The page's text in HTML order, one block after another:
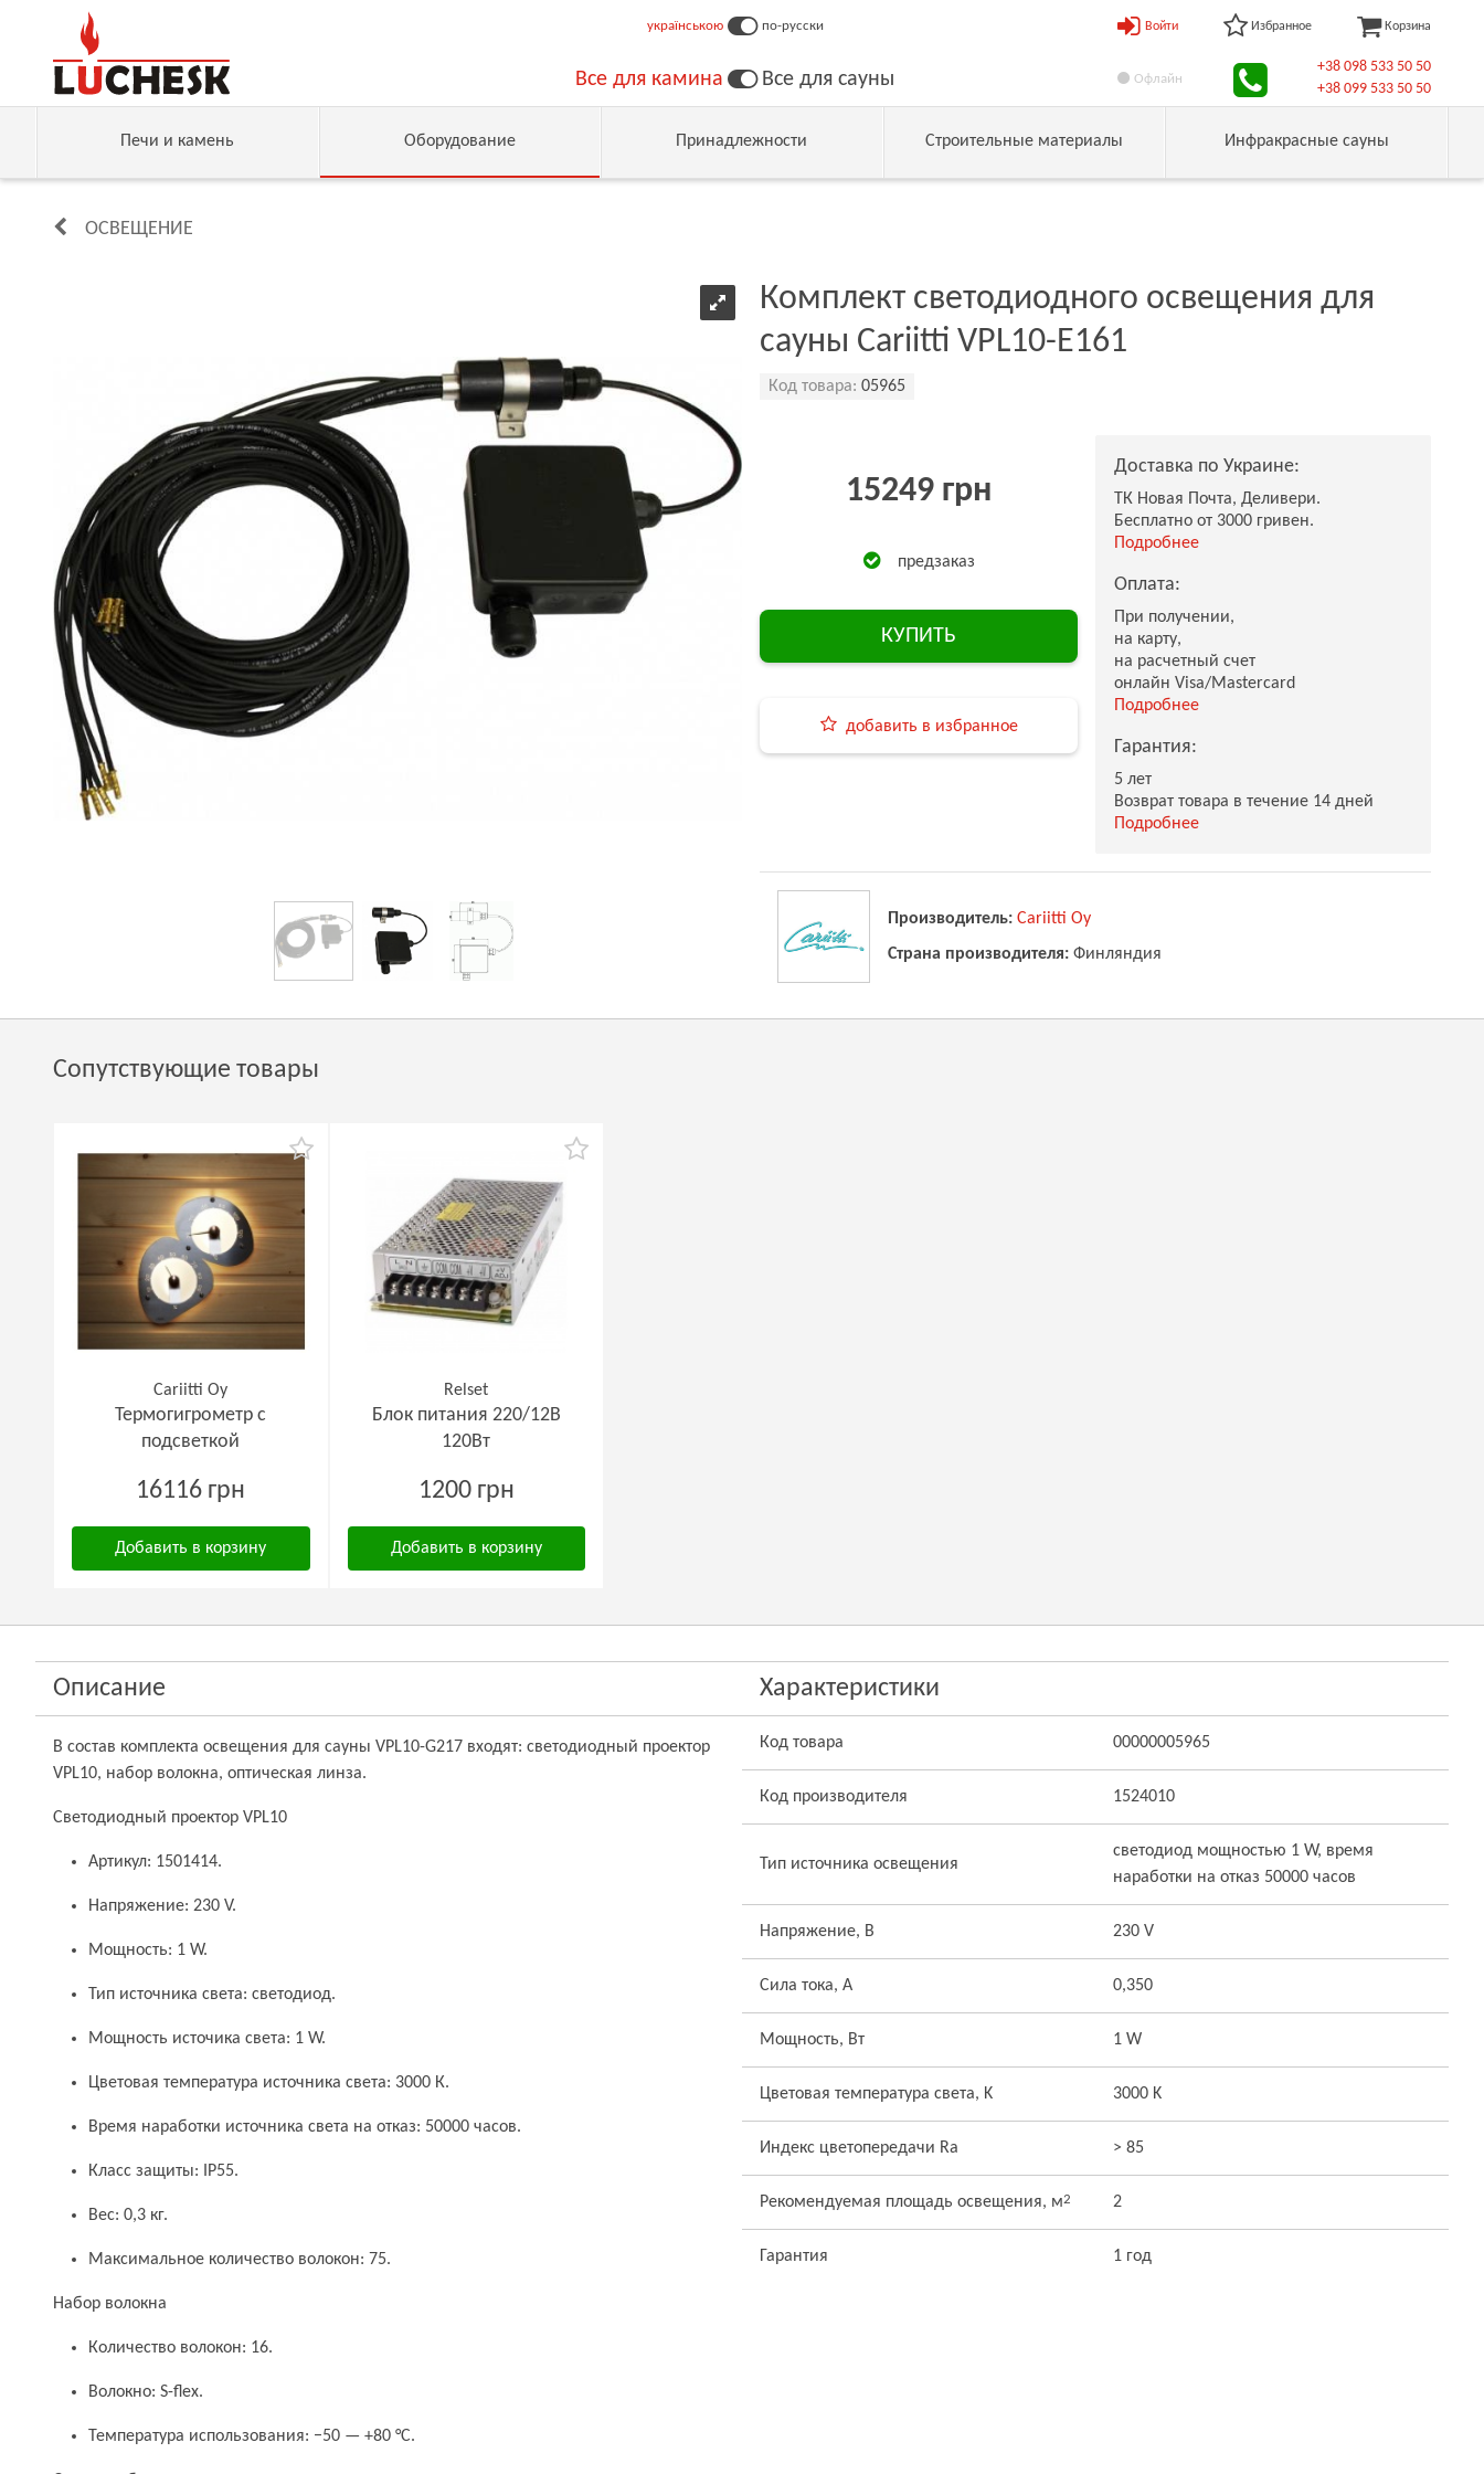
українською по-русски
Все для камина Все для сауны
Войти Избранное Корзина
Офлайн
+38 098 533 50 50
+38 099 533 50 50
Печи и камень Оборудование Принадлежности Строительные материалы Инфракрасные сауны
ОСВЕЩЕНИЕ
Комплект светодиодного освещения для
сауны Cariitti VPL10-E161
Код товара: 05965
15249 грн
предзаказ
КУПИТЬ
добавить в избранное
Доставка по Украине:
ТК Новая Почта, Деливери.
Бесплатно от 3000 гривен.
Подробнее
Оплата:
При получении,
на карту,
на расчетный счет
онлайн Visa/Mastercard
Подробнее
Гарантия:
5 лет
Возврат товара в течение 14 дней
Подробнее
Производитель: Cariitti Oy
Страна производителя: Финляндия
Сопутствующие товары
Cariitti Oy
Термогигрометр с
подсветкой
16116 грн
Добавить в корзину
Relset
Блок питания 220/12В
120Вт
1200 грн
Добавить в корзину
Описание
В состав комплекта освещения для сауны VPL10-G217 входят: светодиодный проектор
VPL10, набор волокна, оптическая линза.
Светодиодный проектор VPL10
Артикул: 1501414.
Напряжение: 230 V.
Мощность: 1 W.
Тип источника света: светодиод.
Мощность источика света: 1 W.
Цветовая температура источника света: 3000 К.
Время наработки источника света на отказ: 50000 часов.
Класс защиты: IP55.
Вес: 0,3 кг.
Максимальное количество волокон: 75.
Набор волокна
Количество волокон: 16.
Волокно: S-flex.
Температура использования: −50 — +80 °C.
Характеристики
Код товара 00000005965
Код производителя 1524010
Тип источника освещения
светодиод мощностью 1 W, время
наработки на отказ 50000 часов
Напряжение, В 230 V
Сила тока, А 0,350
Мощность, Вт 1 W
Цветовая температура света, K 3000 K
Индекс цветопередачи Ra > 85
Рекомендуемая площадь освещения, м2 2
Гарантия 1 год